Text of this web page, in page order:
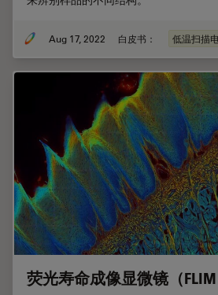
Aug 17, 2022 白皮书： 低温扫描
荧光寿命成像显微镜（